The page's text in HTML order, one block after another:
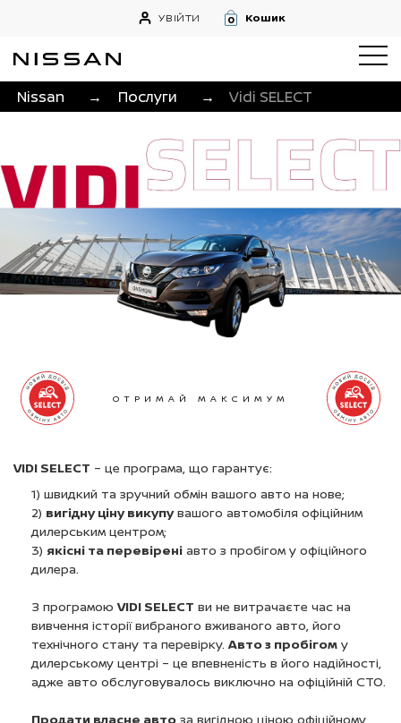
УВІЙТИ 0 Кошик
Nissan → Послуги → Vidi SELECT
ОТРИМАЙ МАКСИМУМ
VIDI SELECT – це програма, що гарантує:
1) швидкий та зручний обмін вашого авто на нове;
2) вигідну ціну викупувашого автомобіля офіційним
дилерським центром;
3) якісні та перевірені авто з пробігом у офіційного
дилера.
З програмою VIDI SELECT ви не витрачаєте час на
вивчення історії вибраного вживаного авто, його
технічного стану та перевірку. Авто з пробігом у
дилерському центрі – це впевненість в його надійності,
адже авто обслуговувалось виключно на офіційній СТО.
Продати власне авто за вигідною ціною офіційному